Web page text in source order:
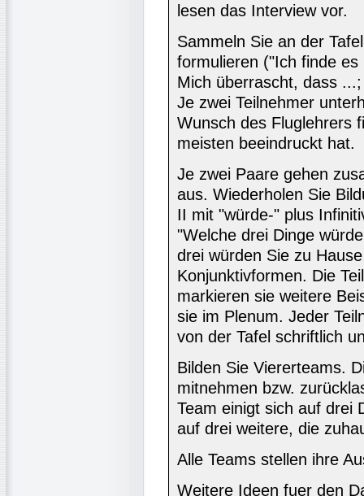
lesen das Interview vor.
Sammeln Sie an der
formulieren ("Ich finde
Mich überrascht, dass
Je zwei Teilnehmer
Wunsch des Fluglehrers
meisten beeindruckt hat.
Je zwei Paare gehen
aus. Wiederholen Sie
II mit "würde-" plus
"Welche drei Dinge
drei würden Sie zu
Konjunktivformen. Die
markieren sie weitere
sie im Plenum. Jeder
von der Tafel schriftlich
Bilden Sie Viererteams.
mitnehmen bzw.
Team einigt sich auf drei
auf drei weitere, die
Alle Teams stellen ihre
Weitere Ideen fuer den